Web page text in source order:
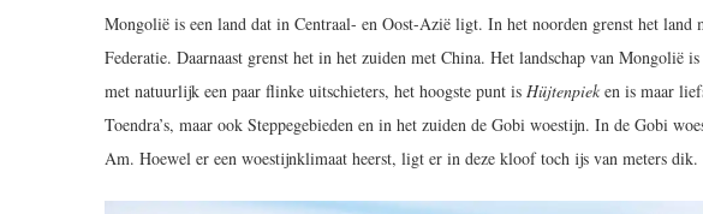
Mongolië is een land dat in Centraal- en Oost-Azië ligt. In het noorden grenst het land
Federatie. Daarnaast grenst het in het zuiden met China. Het landschap van Mongolië
met natuurlijk een paar flinke uitschieters, het hoogste punt is Hüjtenpiek en is maar
Toendra’s, maar ook Steppegebieden en in het zuiden de Gobi woestijn. In de Gobi
Am. Hoewel er een woestijnklimaat heerst, ligt er in deze kloof toch ijs van meters dik.